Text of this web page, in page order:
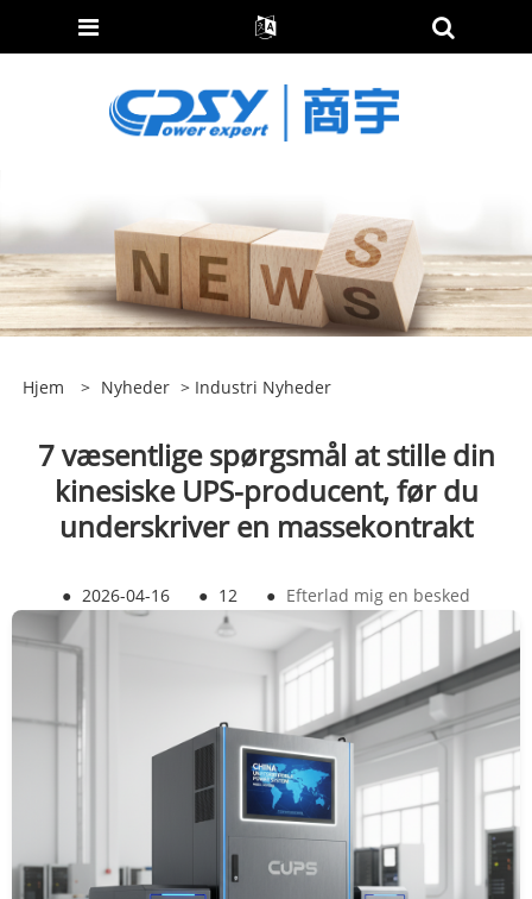
Hjem > Nyheder > Industri Nyheder
7 væsentlige spørgsmål at stille din
kinesiske UPS-producent, før du
underskriver en massekontrakt
● 2026-04-16 ● 12 ● Efterlad mig en besked